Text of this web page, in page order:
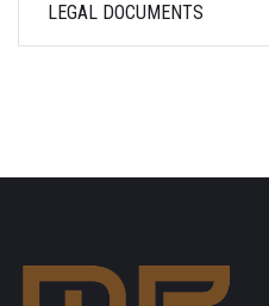
LEGAL DOCUMENTS